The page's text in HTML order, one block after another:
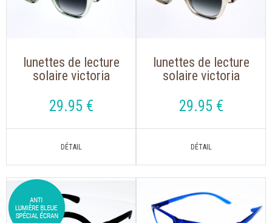
lunettes de lecture
solaire victoria
translucide
29.95 €
lunettes de lecture
solaire victoria
translucide
29.95 €